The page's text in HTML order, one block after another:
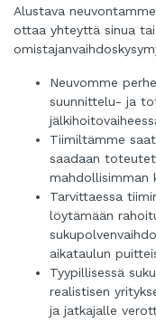
Alustava
ottaa yhteyttä sinua
Neuvomme
suunnittelu- ja
Tiimiltämme
saadaan
mahdollisimman
Tarvittaessa
löytämään
aikataulun
Tyypillisessä
realistisen
ja jatkajalle